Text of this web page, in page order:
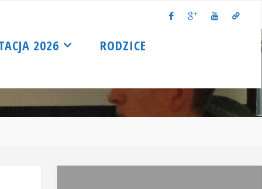
2026 RODZICE